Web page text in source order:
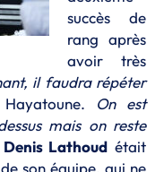
succès de
rang après
avoir très
il faudra répéter
On est
mais on reste
Denis Lathoud était
son équipe, qui ne